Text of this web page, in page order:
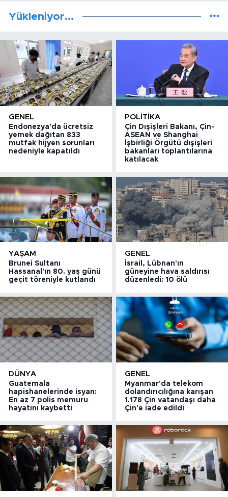
Yükleniyor...
GENEL
Endonezya'da ücretsiz
yemek dağıtan 833
mutfak hijyen sorunları
nedeniyle kapatıldı
POLITIKA
Çin Dışişleri Bakanı, Çin-
ASEAN ve Shanghai
İşbirliği Örgütü dışişleri
bakanları toplantılarına
katılacak
YAŞAM
Brunei Sultanı
Hassanal'ın 80. yaş günü
geçit töreniyle kutlandı
GENEL
İsrail, Lübnan'ın
güneyine hava saldırısı
düzenledi: 10 ölü
DÜNYA
Guatemala
hapishanelerinde isyan:
En az 7 polis memuru
hayatını kaybetti
GENEL
Myanmar'da telekom
dolandırıcılığına karışan
1.178 Çin vatandaşı daha
Çin'e iade edildi